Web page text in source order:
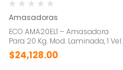
Amasadoras
ECO AMA20EL1 – Amasadora
Para 20 Kg. Mod. Laminada, 1 Vel.
$24,128.00